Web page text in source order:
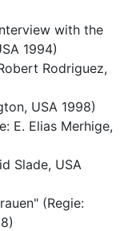
with the
1994)
Rodriguez,
USA 1998)
E. Elias Merhige,
Slade, USA
(Regie: